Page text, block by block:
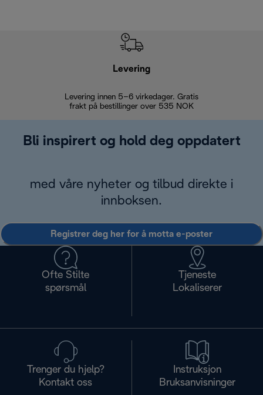
Levering
Levering innen 5–6 virkedager. Gratis
frakt på bestillinger over 535 NOK
Bli inspirert og hold deg oppdatert
med våre nyheter og tilbud direkte i
innboksen.
Registrer deg her for å motta e-poster
Ofte Stilte
spørsmål
Tjeneste
Lokaliserer
Trenger du hjelp?
Kontakt oss
Instruksjon
Bruksanvisninger